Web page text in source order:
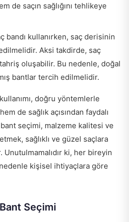
de saçın sağlığını tehlikeye
bandı kullanırken, saç derisinin
Aksi takdirde, saç
oluşabilir. Bu nedenle, doğal
bantlar tercih edilmelidir.
doğru yöntemlerle
de sağlık açısından faydalı
seçimi, malzeme kalitesi ve
sağlıklı ve güzel saçlara
Unutulmamalıdır ki, her bireyin
nedenle kişisel ihtiyaçlara göre
Seçimi